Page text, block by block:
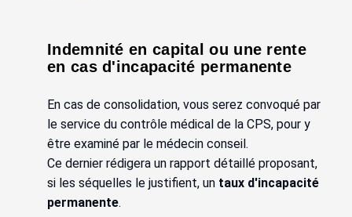
Indemnité en capital ou une rente
en cas d'incapacité permanente
En cas de consolidation, vous serez convoqué par
le service du contrôle médical de la CPS, pour y
être examiné par le médecin conseil.
Ce dernier rédigera un rapport détaillé proposant,
si les séquelles le justifient, un taux d'incapacité
permanente.